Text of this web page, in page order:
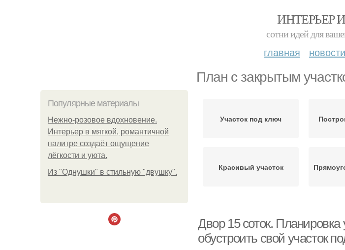
ИНТЕРЬЕР
сотни идей для
главная новости
План с закрытым
Популярные материалы
Нежно-розовое вдохновение.
Интерьер в мягкой, романтичной
палитре создаёт ощущение
лёгкости и уюта.
Из "Однушки" в стильную "двушку".
Участок под ключ
Красивый участок
Двор 15 соток. Планировка
обустроить свой участок